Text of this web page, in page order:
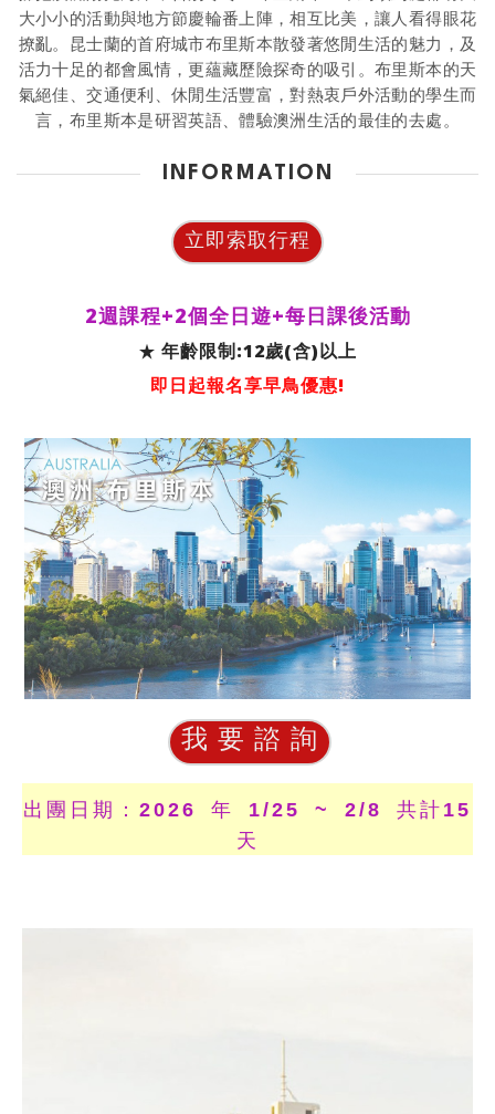
大小小的活動與地方節慶輪番上陣，相互比美，讓人看得眼花
撩亂。昆士蘭的首府城市布里斯本散發著悠閒生活的魅力，及
活力十足的都會風情，更蘊藏歷險探奇的吸引。布里斯本的天
氣絕佳、交通便利、休閒生活豐富，對熱衷戶外活動的學生而
言，布里斯本是研習英語、體驗澳洲生活的最佳的去處。
INFORMATION
立即索取行程
2週課程+2個全日遊+每日課後活動
年齡限制:12歲(含)以上
即日起報名享早鳥優惠!
我 要 諮 詢
出團日期：2026 年 1/25 ~ 2/8 共計15
天